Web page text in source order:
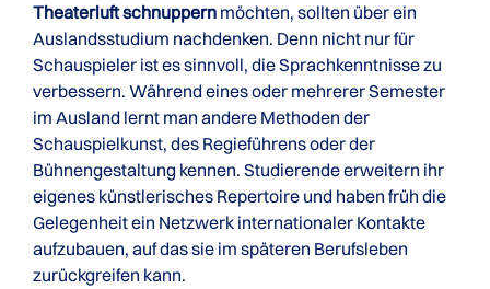
Theaterluft schnuppern möchten, sollten über ein
Auslandsstudium nachdenken. Denn nicht nur für
Schauspieler ist es sinnvoll, die Sprachkenntnisse zu
verbessern. Während eines oder mehrerer Semester
im Ausland lernt man andere Methoden der
Schauspielkunst, des Regieführens oder der
Bühnengestaltung kennen. Studierende erweitern ihr
eigenes künstlerisches Repertoire und haben früh die
Gelegenheit ein Netzwerk internationaler Kontakte
aufzubauen, auf das sie im späteren Berufsleben
zurückgreifen kann.